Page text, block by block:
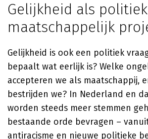
Gelijkheid als
maatschappelijk
Gelijkheid is ook een politiek
bepaalt wat eerlijk is? Welke
accepteren we als maatschappij,
bestrijden we? In Nederland en
worden steeds meer stemmen
bestaande orde bevragen –
antiracisme en nieuwe politieke